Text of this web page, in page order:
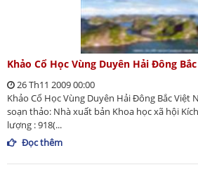
Khảo Cổ Học Vùng Duyên Hải Đông
26 Th11 2009 00:00
Khảo Cổ Học Vùng Duyên Hải Đông Bắc Việt
soạn thảo: Nhà xuất bản Khoa học xã hội
lượng : 918(...
Đọc thêm